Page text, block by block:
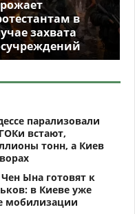
в
захвата
парализовали
встают,
тонн, а Киев
Ына готовят к
в Киеве уже
мобилизации